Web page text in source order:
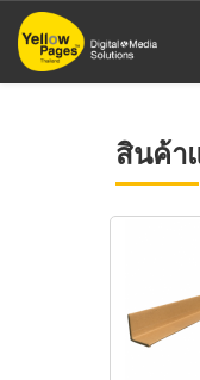
ข้าม
ไป
สินค้า